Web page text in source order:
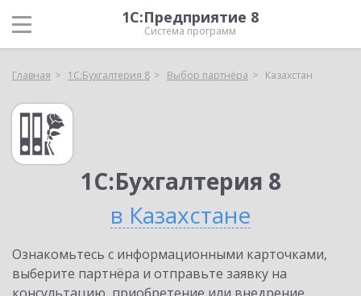
1С:Предприятие 8
Система программ
Главная 1С:Бухгалтерия 8 Выбор партнёра Казахстан
1С:Бухгалтерия 8
в Казахстане
Ознакомьтесь с информационными карточками,
выберите партнёра и отправьте заявку на